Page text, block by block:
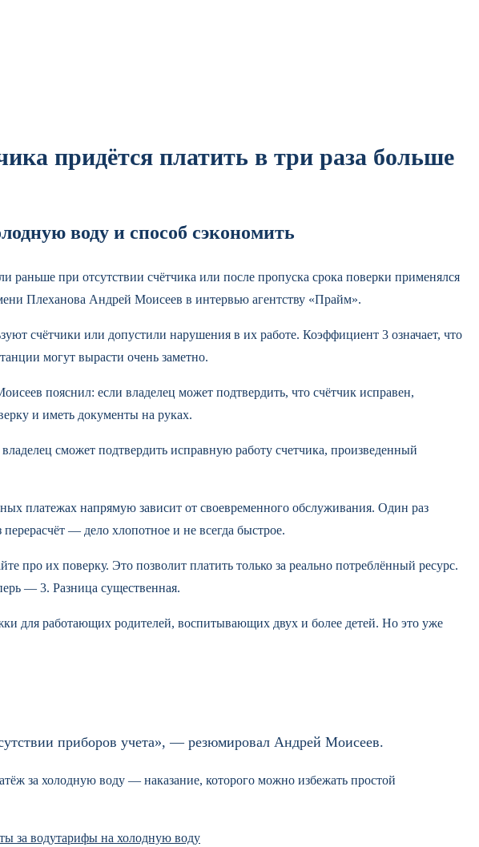
придётся платить в три раза больше
воду и способ сэкономить
при отсутствии счётчика или после пропуска срока поверки применялся
Плеханова Андрей Моисеев в интервью агентству «Прайм».
счётчики или допустили нарушения в их работе. Коэффициент 3 означает, что
могут вырасти очень заметно.
пояснил: если владелец может подтвердить, что счётчик исправен,
и иметь документы на руках.
сможет подтвердить исправную работу счетчика, произведенный
платежах напрямую зависит от своевременного обслуживания. Один раз
— дело хлопотное и не всегда быстрое.
про их поверку. Это позволит платить только за реально потреблённый ресурс.
— 3. Разница существенная.
для работающих родителей, воспитывающих двух и более детей. Но это уже
приборов учета», — резюмировал Андрей Моисеев.
за холодную воду — наказание, которого можно избежать простой
за водутарифы на холодную воду